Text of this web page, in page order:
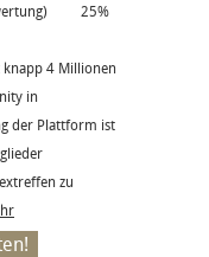
25%
knapp 4 Millionen
in
der Plattform ist
zu